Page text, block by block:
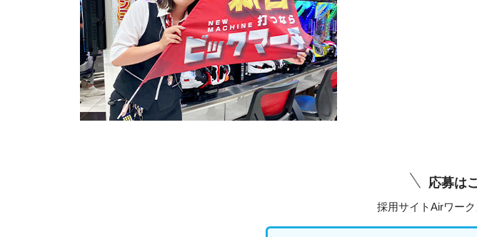
応募は
採用サイトAirワーク